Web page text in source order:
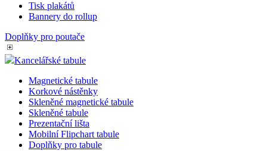
Tisk plakátů
Bannery do rollup
Doplňky pro poutače
Kancelářské tabule
Magnetické tabule
Korkové nástěnky
Skleněné magnetické tabule
Skleněné tabule
Prezentační lišta
Mobilní Flipchart tabule
Doplňky pro tabule